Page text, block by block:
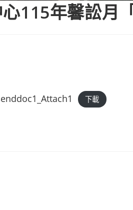
115年馨訟月
下載